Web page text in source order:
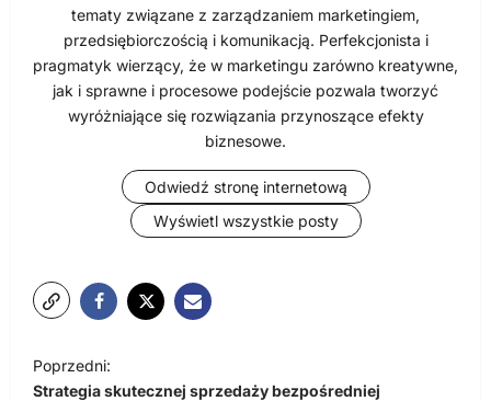
tematy związane z zarządzaniem marketingiem,
przedsiębiorczością i komunikacją. Perfekcjonista i
pragmatyk wierzący, że w marketingu zarówno kreatywne,
jak i sprawne i procesowe podejście pozwala tworzyć
wyróżniające się rozwiązania przynoszące efekty
biznesowe.
Odwiedź stronę internetową
Wyświetl wszystkie posty
a
Poprzedni:
Strategia skutecznej sprzedaży bezpośredniej